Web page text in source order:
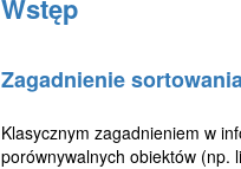
Wstęp
Zagadnienie
Klasycznym zagadnieniem w
porównywalnych obiektów (np.